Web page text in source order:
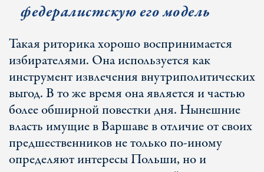
федералистскую его модель
Такая риторика хорошо воспринимается
избирателями. Она используется как
инструмент извлечения внутриполитических
выгод. В то же время она является и частью
более обширной повестки дня. Нынешние
власть имущие в Варшаве в отличие от своих
предшественников не только по-иному
определяют интересы Польши, но и